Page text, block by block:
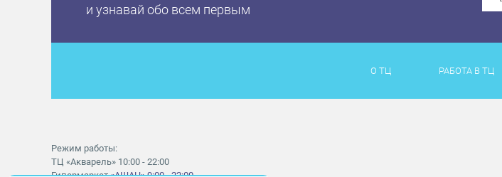
и узнавай обо всем первым
О ТЦ РАБОТА В ТЦ
Режим работы:
ТЦ «Акварель» 10:00 - 22:00